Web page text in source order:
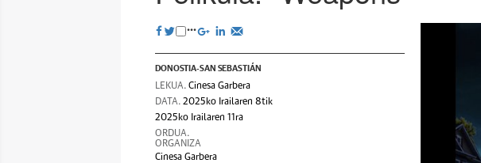
DONOSTIA-SAN SEBASTIÁN
LEKUA. Cinesa Garbera
DATA. 2025ko Irailaren 8tik
2025ko Irailaren 11ra
ORDUA.
ORGANIZA
Cinesa Garbera